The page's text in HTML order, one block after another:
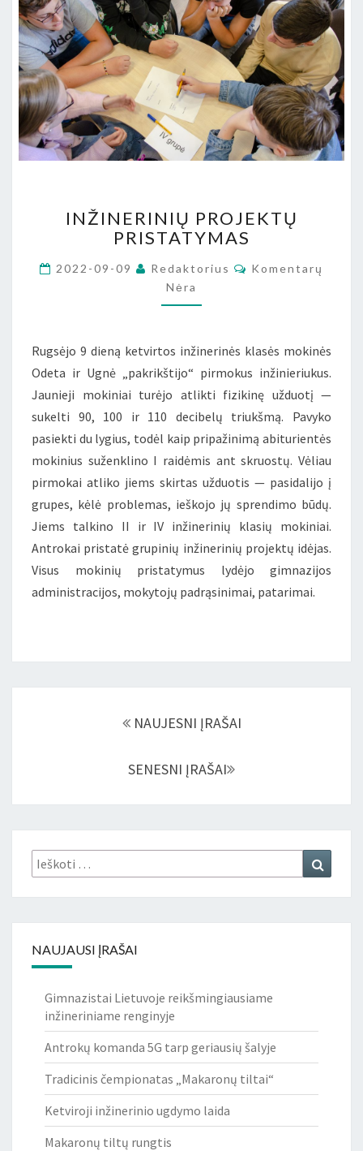
PROJEKTŲ
PRISTATYMAS
INŽINERINIŲ PROJEKTŲ
PRISTATYMAS
2022-09-09 Redaktorius Komentarai
Komentarų
Nėra
Rugsėjo 9 dieną ketvirtos inžinerinės klasės mokinės
Odeta ir Ugnė „pakrikštijo“ pirmokus inžinieriukus.
Jaunieji mokiniai turėjo atlikti fizikinę užduotį —
sukelti 90, 100 ir 110 decibelų triukšmą. Pavyko
pasiekti du lygius, todėl kaip pripažinimą abiturientės
mokinius suženklino I raidėmis ant skruostų. Vėliau
pirmokai atliko jiems skirtas užduotis — pasidalijo į
grupes, kėlė problemas, ieškojo jų sprendimo būdų.
Jiems talkino II ir IV inžinerinių klasių mokiniai.
Antrokai pristatė grupinių inžinerinių projektų idėjas.
Visus mokinių pristatymus lydėjo gimnazijos
administracijos, mokytojų padrąsinimai, patarimai.
NAUJESNI ĮRAŠAI
SENESNI ĮRAŠAI
Ieškoti:
NAUJAUSI ĮRAŠAI
Gimnazistai Lietuvoje reikšmingiausiame
inžineriniame renginyje
Antrokų komanda 5G tarp geriausių šalyje
Tradicinis čempionatas „Makaronų tiltai“
Ketviroji inžinerinio ugdymo laida
Makaronų tiltų rungtis